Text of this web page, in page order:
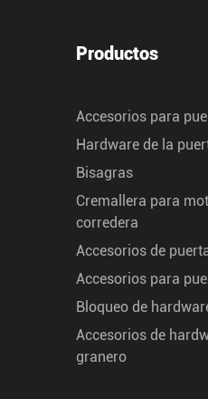
Productos
Accesorios para
Hardware de la
Bisagras
Cremallera para
corredera
Accesorios de
Accesorios para
Bloqueo de
Accesorios de
granero